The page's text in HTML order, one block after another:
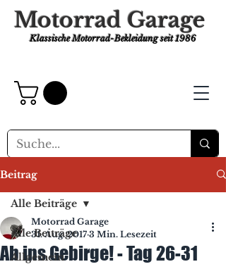
Motorrad Garage
Klassische Motorrad-Bekleidungseit 1986
Beitrag
Alle Beiträge
Allgemein
Alle Beiträge
Ab ins Gebirge! - Tag 26-31
Motorrad Garage
31. Aug. 2017 3 Min. Lesezeit